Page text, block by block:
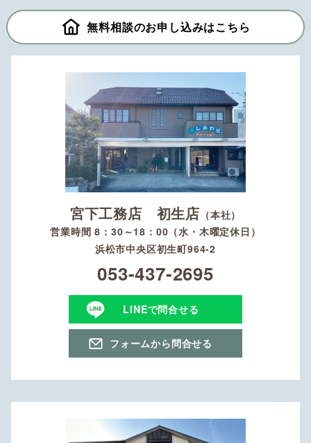
無料相談のお申し込みはこちら
宮下工務店 初生店 （本社）
営業時間 8：30～18：00（水・木曜定休日）
浜松市中央区初生町964-2
053-437-2695
LINEで問合せる
フォームから問合せる